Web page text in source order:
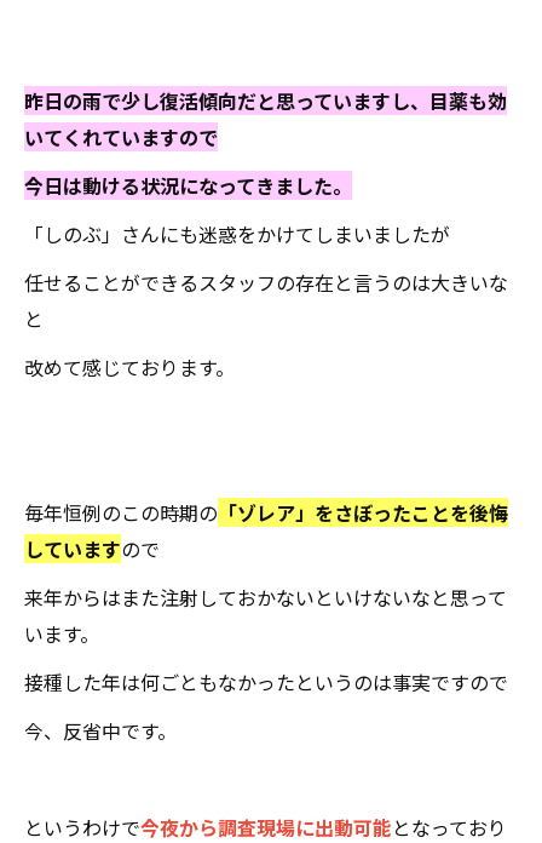
昨日の雨で少し復活傾向だと思っていますし、目薬も効
いてくれていますので
今日は動ける状況になってきました。
「しのぶ」さんにも迷惑をかけてしまいましたが
任せることができるスタッフの存在と言うのは大きいな
と
改めて感じております。
毎年恒例のこの時期の 「ゾレア」をさぼったことを後悔
していますので
来年からはまた注射しておかないといけないなと思って
います。
接種した年は何ごともなかったというのは事実ですので
今、反省中です。
というわけで今夜から調査現場に出動可能となっており